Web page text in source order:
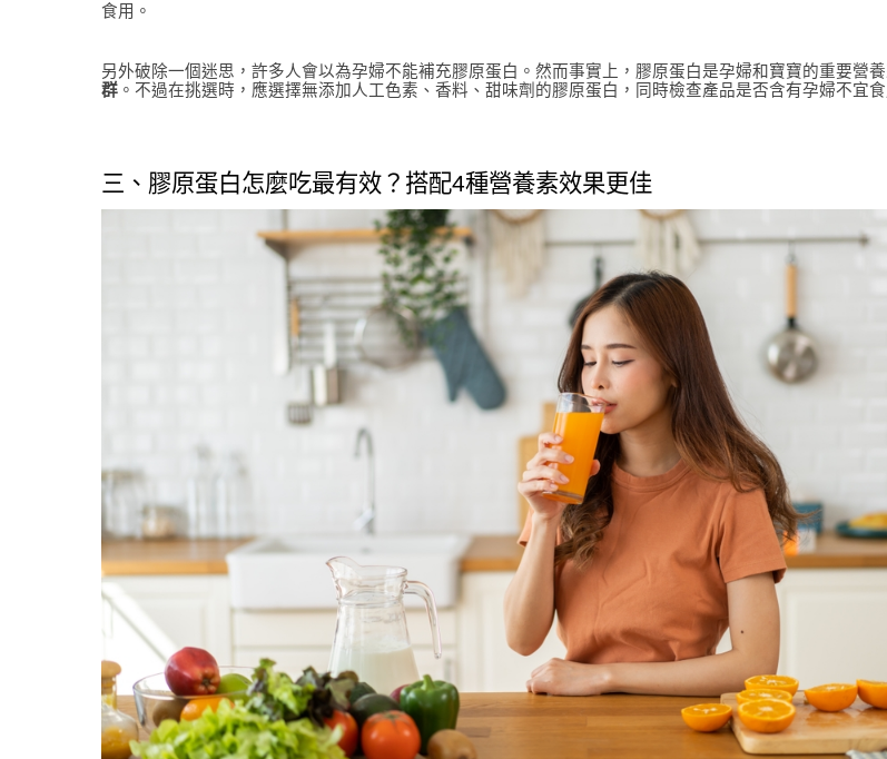
食用。
另外破除一個迷思，許多人會以為孕婦不能補充膠原蛋白。然而事實上，膠原蛋白是孕婦和寶寶的重要營
群。不過在挑選時，應選擇無添加人工色素、香料、甜味劑的膠原蛋白，同時檢查產品是否含有孕婦不宜
三、膠原蛋白怎麼吃最有效？搭配4種營養素效果更佳